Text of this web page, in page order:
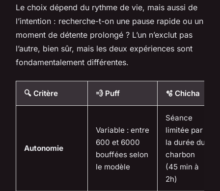
Le choix dépend du rythme de vie, mais aussi de
l’intention : recherche-t-on une pause rapide ou un
moment de détente prolongé ? L’un n’exclut pas
l’autre, bien sûr, mais les deux expériences sont
fondamentalement différentes.
🔍 Critère 💨 Puff 🫧 Chicha
Autonomie
Variable : entre
600 et 6000
bouffées selon
le modèle
Séance
limitée par
la durée du
charbon
(45 min à
2h)